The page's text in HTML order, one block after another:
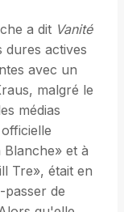
a dit Vanité
dures actives
avec un
malgré le
médias
et à
Tre», était en
passer de